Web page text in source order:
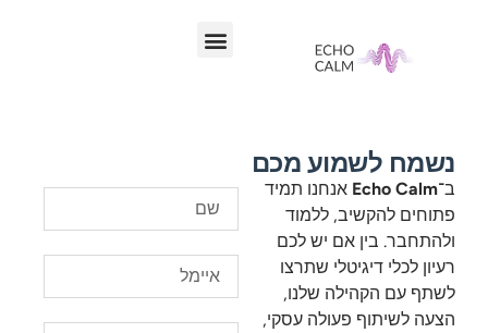
נשמח לשמוע מכם
ב־Echo Calm אנחנו תמיד
פתוחים להקשיב, ללמוד
ולהתחבר. בין אם יש לכם
רעיון לכלי דיגיטלי שתרצו
לשתף עם הקהילה שלנו,
הצעה לשיתוף פעולה עסקי,